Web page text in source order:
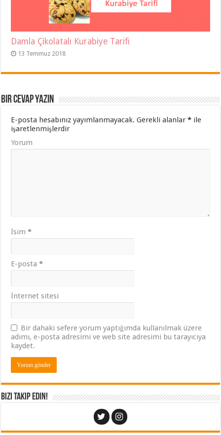
Damla Çikolatalı Kurabiye Tarifi
13 Temmuz 2018
Bir cevap yazın
E-posta hesabınız yayımlanmayacak. Gerekli alanlar* ile
işaretlenmişlerdir
Yorum
İsim*
E-posta*
İnternet sitesi
Bir dahaki sefere yorum yaptığımda kullanılmak üzere
adımı, e-posta adresimi ve web site adresimi bu tarayıcıya
kaydet.
Bizi Takip Edin!